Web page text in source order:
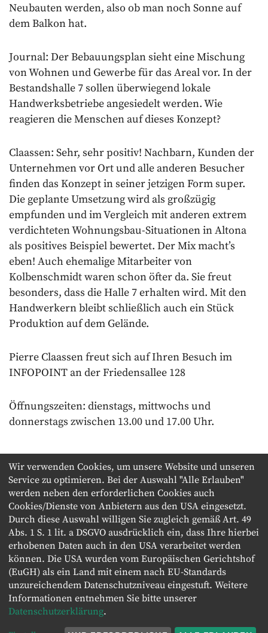
Neubauten werden, also ob man noch Sonne auf
dem Balkon hat.
Journal: Der Bebauungsplan sieht eine Mischung
von Wohnen und Gewerbe für das Areal vor. In der
Bestandshalle 7 sollen überwiegend lokale
Handwerksbetriebe angesiedelt werden. Wie
reagieren die Menschen auf dieses Konzept?
Claassen: Sehr, sehr positiv! Nachbarn, Kunden der
Unternehmen vor Ort und alle anderen Besucher
finden das Konzept in seiner jetzigen Form super.
Die geplante Umsetzung wird als großzügig
empfunden und im Vergleich mit anderen extrem
verdichteten Wohnungsbau-Situationen in Altona
als positives Beispiel bewertet. Der Mix macht’s
eben! Auch ehemalige Mitarbeiter von
Kolbenschmidt waren schon öfter da. Sie freut
besonders, dass die Halle 7 erhalten wird. Mit den
Handwerkern bleibt schließlich auch ein Stück
Produktion auf dem Gelände.
Pierre Claassen freut sich auf Ihren Besuch im
INFOPOINT an der Friedensallee 128
Öffnungszeiten: dienstags, mittwochs und
donnerstags zwischen 13.00 und 17.00 Uhr.
E-MAIL
FACEBOOK
X
COPYRIGHT © 2019 KOLBENHÖFE GMBH & CO. KG
IMPRESSUM
DATENSCHUTZERKLÄRUNG
DATENSCHUTZHINWEISE RICHTFEST KOLBENHÖFE
INITIATOR
Wir verwenden Cookies, um unsere Website und unseren
Service zu optimieren. Bei der Auswahl "Alle Erlauben"
werden neben den erforderlichen Cookies auch
Cookies/Dienste von Anbietern aus den USA eingesetzt.
Durch diese Auswahl willigen Sie zugleich gemäß Art. 49
Abs. 1 S. 1 lit. a DSGVO ausdrücklich ein, dass Ihre hierbei
erhobenen Daten auch in den USA verarbeitet werden
können. Die USA wurden vom Europäischen Gerichtshof
(EuGH) als ein Land mit einem nach EU-Standards
unzureichendem Datenschutzniveau eingestuft. Weitere
Informationen entnehmen Sie bitte unserer
Datenschutzerklärung.